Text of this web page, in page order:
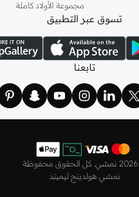
مجموعة الأولاد كاملة
تسوق عبر التطبيق
تابعنا
2026 نمشي. كل الحقوق محفوظة
نمشي هولدينج ليميتد